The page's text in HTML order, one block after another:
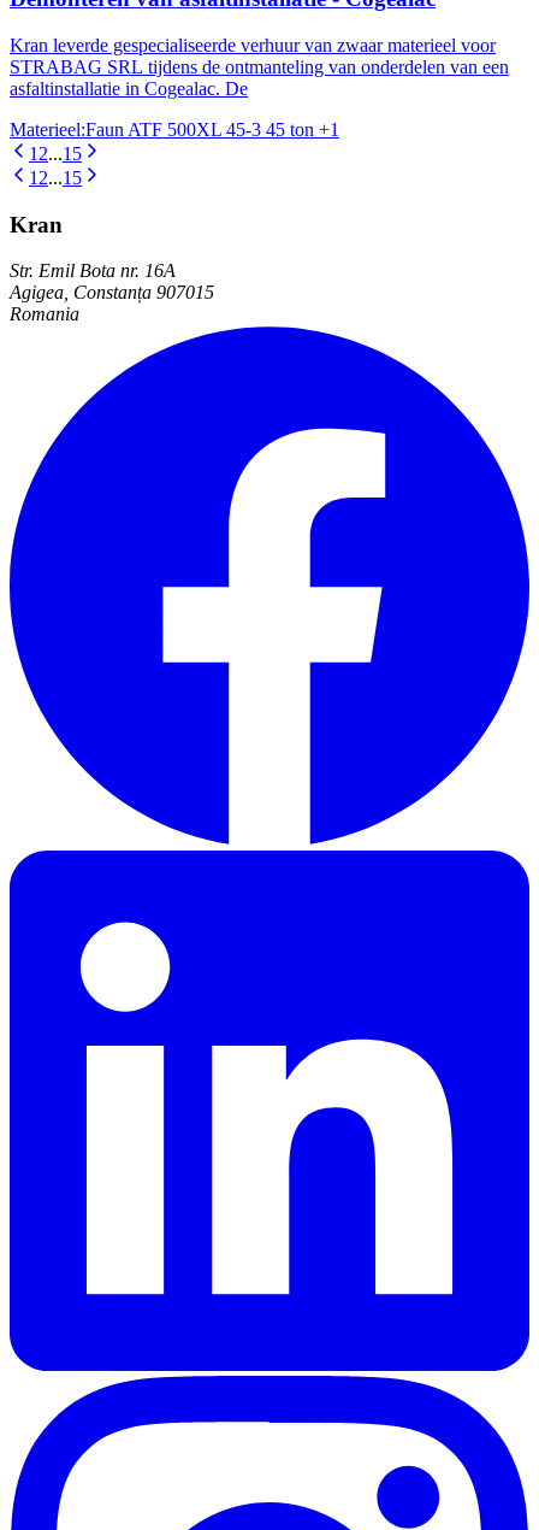
Kran leverde gespecialiseerde verhuur van zwaar materieel voor
STRABAG SRL tijdens de ontmanteling van onderdelen van een
asfaltinstallatie in Cogealac. De
Materieel:Faun ATF 500XL 45-3 45 ton +1
1 2...15
1 2...15
Kran
Str. Emil Bota nr. 16A
Agigea, Constanța 907015
Romania